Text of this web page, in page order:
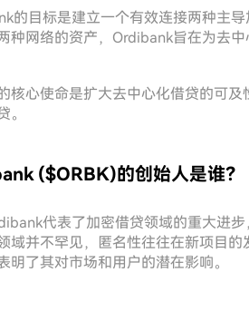
的目标是建立一个有效连接两种主
种网络的资产，Ordibank旨在为去
核心使命是扩大去中心化借贷的可
。
($ORBK)的创始人是谁？
代表了加密借贷领域的重大进
域并不罕见，匿名性往往在新项目
明了其对市场和用户的潜在影响。